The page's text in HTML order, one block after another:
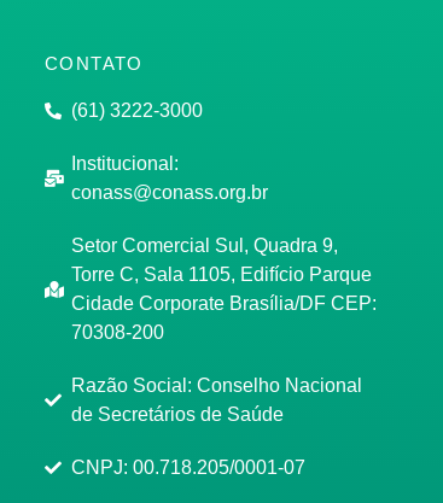
CONTATO
(61) 3222-3000
Institucional:
conass@conass.org.br
Setor Comercial Sul, Quadra 9,
Torre C, Sala 1105, Edifício Parque
Cidade Corporate Brasília/DF CEP:
70308-200
Razão Social: Conselho Nacional
de Secretários de Saúde
CNPJ: 00.718.205/0001-07